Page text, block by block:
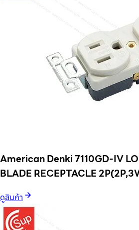
American Denki 7110GD-IV
BLADE RECEPTACLE
ดูสินค้า